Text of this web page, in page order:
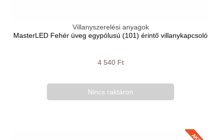
Villanyszerelési anyagok
MasterLED Fehér üveg egypólusú (101) érintő villanykapcsoló
4 540 Ft
Nincs raktáron